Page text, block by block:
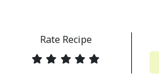
Rate Recipe